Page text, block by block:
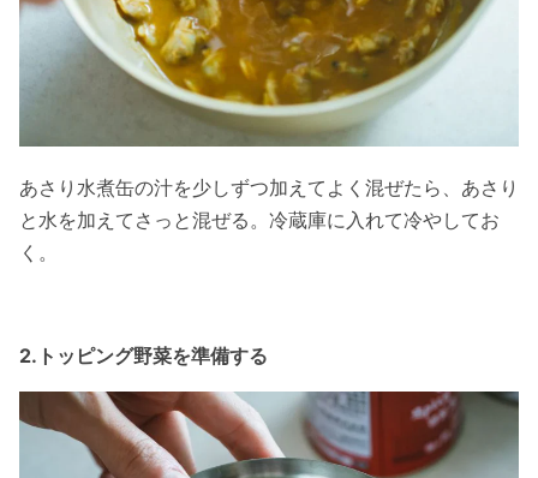
あさり水煮缶の汁を少しずつ加えてよく混ぜたら、あさり
と水を加えてさっと混ぜる。冷蔵庫に入れて冷やしてお
く。
2.トッピング野菜を準備する